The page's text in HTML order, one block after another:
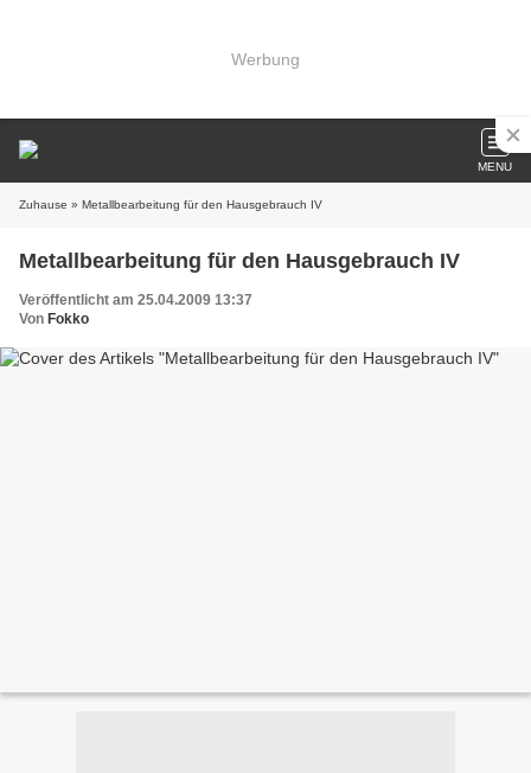
Werbung
MENU
Zuhause » Metallbearbeitung für den Hausgebrauch IV
Metallbearbeitung für den Hausgebrauch IV
Veröffentlicht am 25.04.2009 13:37
Von Fokko